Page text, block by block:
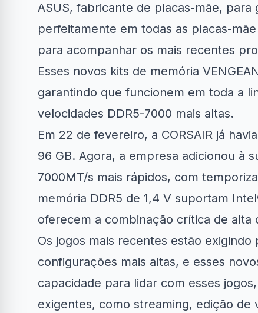
ASUS, fabricante de placas-mãe,
perfeitamente em todas as placas-
para acompanhar os mais recentes
Esses novos kits de memória
garantindo que funcionem em toda a
velocidades DDR5-7000 mais altas.
Em 22 de fevereiro, a CORSAIR já
96 GB. Agora, a empresa adicionou à
7000MT/s mais rápidos, com
memória DDR5 de 1,4 V suportam
oferecem a combinação crítica de
Os jogos mais recentes estão
configurações mais altas, e esses
capacidade para lidar com esses
exigentes, como streaming, edição
Clube Samsung
34% OFF em Lava e...
AliExpress
Luiza